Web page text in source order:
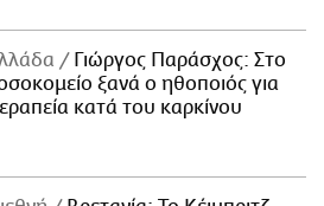
Γιώργος Παράσχος: Στο
ξανά ο ηθοποιός για
κατά του καρκίνου